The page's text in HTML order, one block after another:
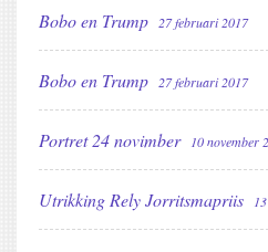
Bobo en Trump 27 februari 2017
Bobo en Trump 27 februari 2017
Portret 24 novimber 10 november
Utrikking Rely Jorritsmapriis